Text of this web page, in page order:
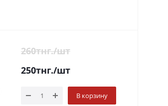
260тнг./шт
250тнг./шт
В корзину